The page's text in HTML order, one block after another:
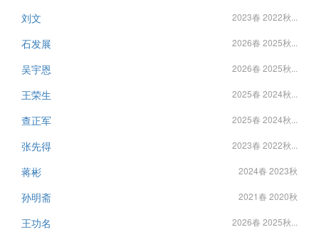
刘文 2023春 2022秋...
石发展 2026春 2025秋...
吴宇恩 2026春 2025秋...
王荣生 2025春 2024秋...
查正军 2025春 2024秋...
张先得 2023春 2022秋...
蒋彬 2024春 2023秋
孙明斋 2021春 2020秋
王功名 2026春 2025秋...